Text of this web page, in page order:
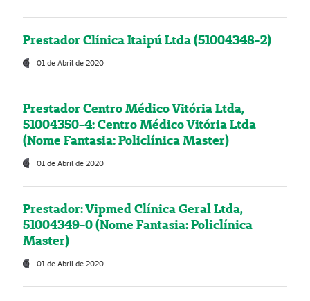
Prestador Clínica Itaipú Ltda (51004348-2)
01 de Abril de 2020
Prestador Centro Médico Vitória Ltda,
51004350-4: Centro Médico Vitória Ltda
(Nome Fantasia: Policlínica Master)
01 de Abril de 2020
Prestador: Vipmed Clínica Geral Ltda,
51004349-0 (Nome Fantasia: Policlínica
Master)
01 de Abril de 2020